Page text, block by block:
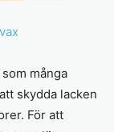
många
skydda lacken
För att